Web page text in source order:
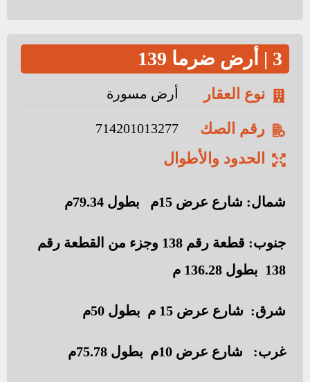
3 | أرض ضرما 139
نوع العقار أرض مسورة
رقم الصك 714201013277
الحدود والأطوال
شمال: شارع عرض 15م بطول 79.34م
جنوب: قطعة رقم 138 وجزء من القطعة رقم
138 بطول 136.28 م
شرق: شارع عرض 15 م بطول 50م
غرب: شارع عرض 10م بطول 75.78م